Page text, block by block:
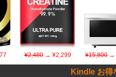
¥2,480→ ¥2,299 ¥15,800→
Kindle お得